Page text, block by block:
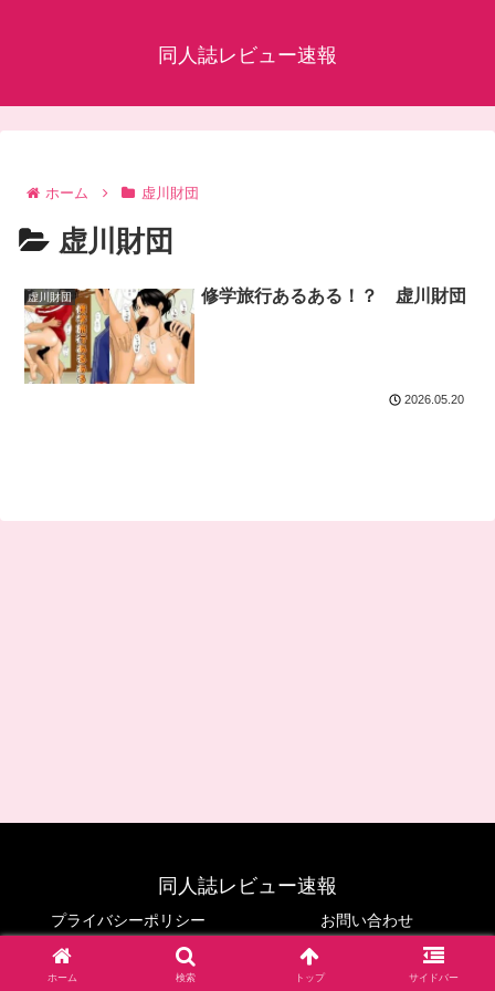
同人誌レビュー速報
ホーム 虚川財団
虚川財団
虚川財団 修学旅行あるある！？ 虚川財団
2026.05.20
同人誌レビュー速報
プライバシーポリシー お問い合わせ
© 2024 同人誌レビュー速報.
ホーム 検索 トップ サイドバー